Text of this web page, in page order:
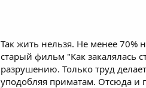
Так жить нельзя. Не менее 70%
старый фильм "Как закалялась
разрушению. Только труд
уподобляя приматам. Отсюда и